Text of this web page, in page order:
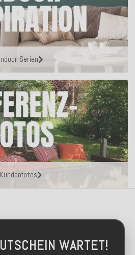
Indoor Serien
Kundenfotos
WARTET!